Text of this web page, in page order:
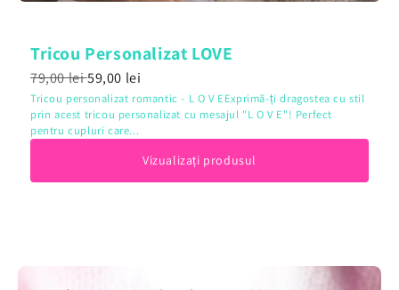
Tricou Personalizat LOVE
79,00 lei59,00 lei
Tricou personalizat romantic - L O V EExprimă-ți dragostea cu stil
prin acest tricou personalizat cu mesajul "L O V E"! Perfect
pentru cupluri care...
Vizualizați produsul